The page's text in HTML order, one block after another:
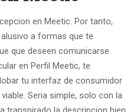
en Meetic. Por tanto,
a formas que te
que deseen comunicarse
en Perfil Meetic, te
tu interfaz de consumidor
Seria simple, solo con la